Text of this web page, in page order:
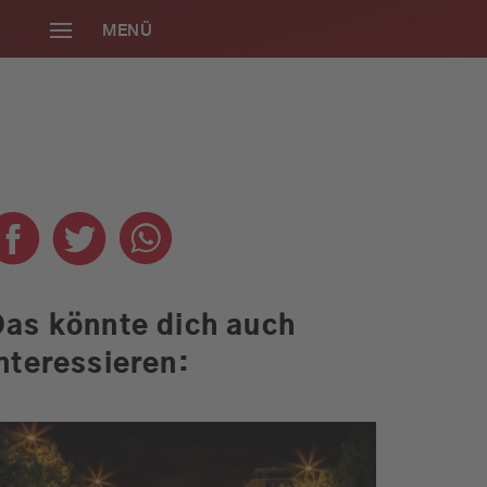
MENÜ
Gong 96.3
könnte dich auch